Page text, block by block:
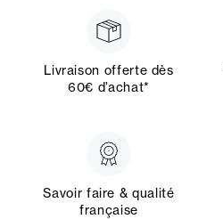
Livraison offerte dès
60€ d’achat*
Savoir faire & qualité
française